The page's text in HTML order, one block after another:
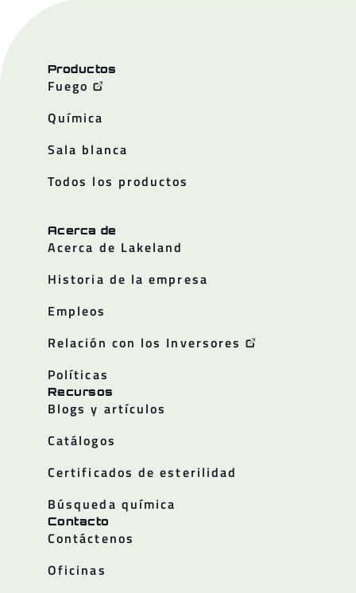
Productos
Fuego
Química
Sala blanca
Todos los productos
Acerca de
Acerca de Lakeland
Historia de la empresa
Empleos
Relación con los Inversores
Políticas
Recursos
Blogs y artículos
Catálogos
Certificados de esterilidad
Búsqueda química
Contacto
Contáctenos
Oficinas